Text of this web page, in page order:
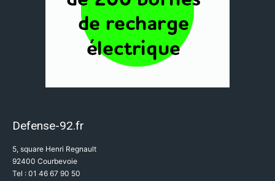
Defense-92.fr
5, square Henri Regnault
92400 Courbevoie
Tel : 01 46 67 90 50